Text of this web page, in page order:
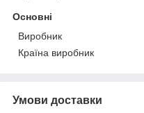
Основні
Виробник
Країна виробник
Умови доставки